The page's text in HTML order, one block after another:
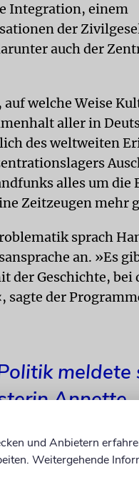
Integration, einem
der
auch der
welche Weise
aller in
des weltweiten
alles um die
Zeitzeugen mehr
sprach
an. »Es
der Geschichte, bei
sagte der
meldete
Annette
und Anbietern
Weitergehende